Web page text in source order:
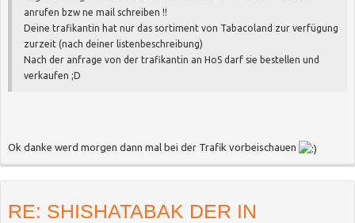
anrufen bzw ne mail schreiben !!
Deine trafikantin hat nur das sortiment von Tabacoland zur verfügung
zurzeit (nach deiner listenbeschreibung)
Nach der anfrage von der trafikantin an HoS darf sie bestellen und
verkaufen ;D
Ok danke werd morgen dann mal bei der Trafik vorbeischauen
RE: SHISHATABAK DER IN